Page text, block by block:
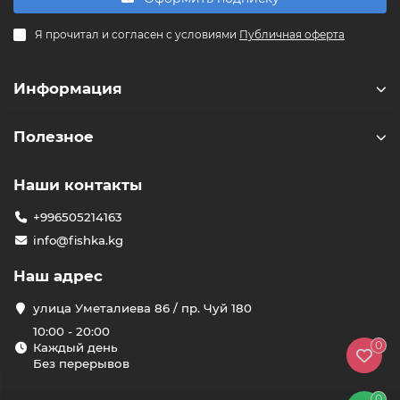
Я прочитал и согласен с условиями Публичная оферта
Информация
Полезное
Наши контакты
+996505214163
info@fishka.kg
Наш адрес
улица Уметалиева 86 / пр. Чуй 180
10:00 - 20:00
Каждый день
Без перерывов
0
Чем можем помочь?